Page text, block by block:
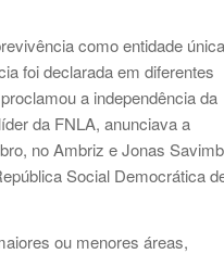
como entidade única
foi declarada em diferentes
a independência da
da FNLA, anunciava a
no Ambriz e Jonas
Social Democrática
ou menores áreas,